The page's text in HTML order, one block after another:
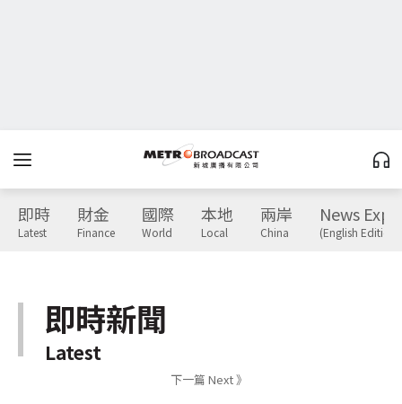
即時
Latest
財金
Finance
國際
World
本地
Local
兩岸
China
News
(English Edition)
即時新聞
Latest
下一篇 Next 》